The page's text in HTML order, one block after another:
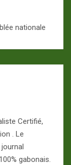
nationale
Certifié,
. Le
gabonais.